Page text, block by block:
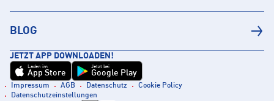
BLOG
JETZT APP DOWNLOADEN!
Laden im
App Store
Jetzt bei
Google Play
Impressum AGB Datenschutz
Cookie Policy
Datenschutzeinstellungen